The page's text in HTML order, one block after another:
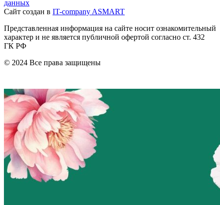
данных
Сайт создан в IT-company ASMART
Представленная информация на сайте носит ознакомительный
характер и не является публичной офертой согласно ст. 432
ГК РФ
© 2024 Все права защищены